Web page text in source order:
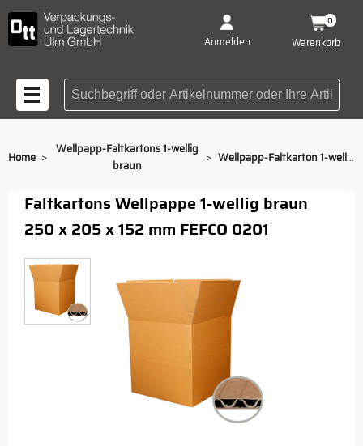
Anmelden Warenkorb
0
Suchbegriff oder
Home > Wellpapp-Faltkartons 1-wellig
braun
> Wellpapp-Faltkarton 1-wellig braun 250 x 205 x 152 mm
Faltkartons Wellpappe 1-wellig braun
250 x 205 x 152 mm FEFCO 0201